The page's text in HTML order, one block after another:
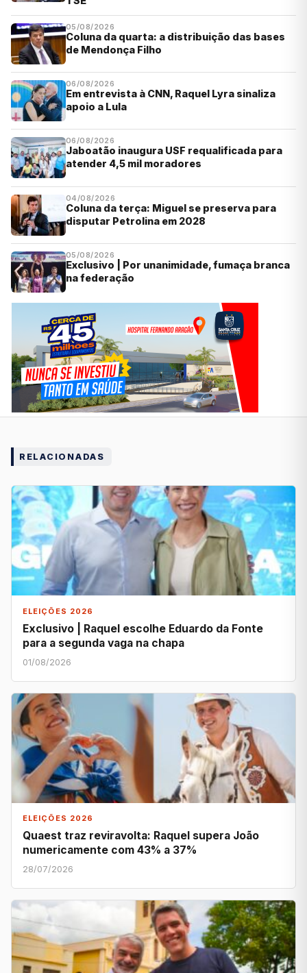
05/08/2026
Coluna da quarta: a distribuição das bases
de Mendonça Filho
06/08/2026
Em entrevista à CNN, Raquel Lyra sinaliza
apoio a Lula
06/08/2026
Jaboatão inaugura USF requalificada para
atender 4,5 mil moradores
04/08/2026
Coluna da terça: Miguel se preserva para
disputar Petrolina em 2028
05/08/2026
Exclusivo | Por unanimidade, fumaça branca
na federação
RELACIONADAS
ELEIÇÕES 2026
Exclusivo | Raquel escolhe Eduardo da Fonte
para a segunda vaga na chapa
01/08/2026
ELEIÇÕES 2026
Quaest traz reviravolta: Raquel supera João
numericamente com 43% a 37%
28/07/2026